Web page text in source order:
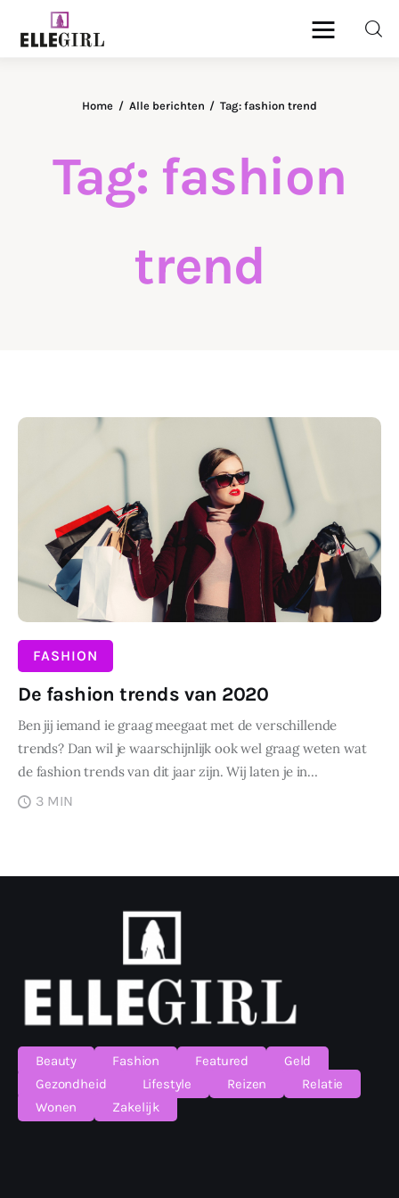
Tag: fashion
trend
Home Alle berichten Tag: fashion trend
Ellegirl
Fashion
Geld
Gezondheid
Wonen
FASHION
De fashion trends van 2020
Ben jij iemand ie graag meegaat met de verschillende
trends? Dan wil je waarschijnlijk ook wel graag weten wat
de fashion trends van dit jaar zijn. Wij laten je in…
3 MIN
Beauty Fashion Featured
Geld
Gezondheid
Lifestyle Reizen
Relatie
Wonen
Zakelijk